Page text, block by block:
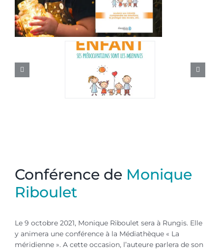
Conférence de Monique
Riboulet
Le 9 octobre 2021, Monique Riboulet sera à Rungis. Elle
y animera une conférence à la Médiathèque « La
méridienne ». A cette occasion, l’auteure parlera de son